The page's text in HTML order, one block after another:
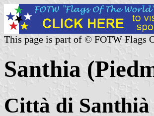
This page is part of © FOTW Flags
Santhia
Città di Santhià